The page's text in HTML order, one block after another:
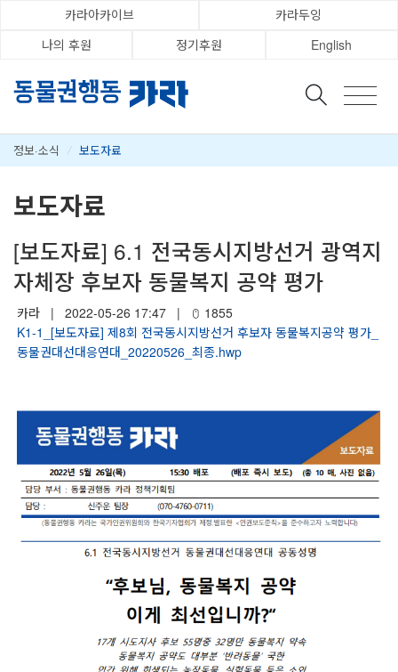
카라아카이브
카라두잉
나의 후원
정기후원 English
정보·소식 / 보도자료
보도자료
[보도자료] 6.1 전국동시지방선거 광역지
자체장 후보자 동물복지 공약 평가
카라 | 2022-05-26 17:47 |
1855
K1-1_[보도자료] 제8회 전국동시지방선거 후보자 동물복지공약 평가_
동물권대선대응연대_20220526_최종.hwp